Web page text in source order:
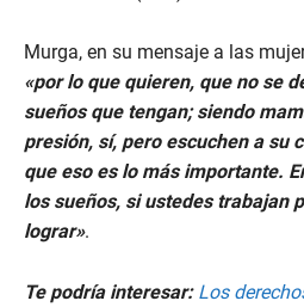
Murga, en su mensaje a las
«por lo que quieren, que no se
sueños que tengan; siendo
presión, sí, pero escuchen a su
que eso es lo más importante.
los sueños, si ustedes trabajan
lograr».
Te podría interesar: Los